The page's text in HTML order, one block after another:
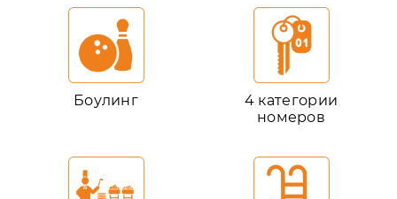
Боулинг
4 категории
номеров